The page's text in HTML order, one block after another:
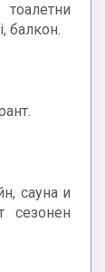
балкон.
сауна и
сезонен